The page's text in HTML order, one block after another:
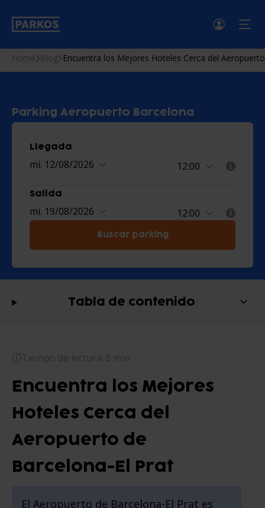
Home Blog Encuentra los Mejores Hoteles Cerca del
Parking Aeropuerto Barcelona
Llegada
mi. 12/08/2026
Salida
mi. 19/08/2026
Buscar parking
Tiempo de lectura: 6 min
Encuentra los Mejores
Hoteles Cerca del
Aeropuerto de
Barcelona-El Prat
El Aeropuerto de Barcelona-El Prat es
Tabla de contenido